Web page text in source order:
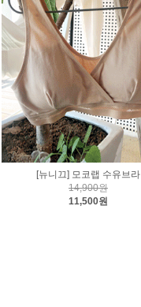
[뉴니끄] 모코랩 수유브라
14,900원
11,500원